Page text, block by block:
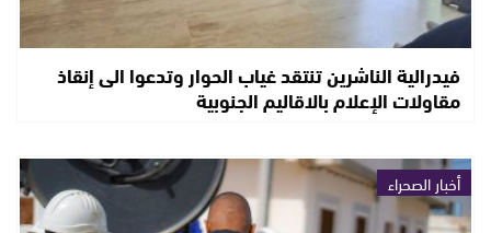
فيدرالية الناشرين تنتقد غياب الحوار وتدعوا الى إنقاذ
مقاولات الإعلام بالاقاليم الجنوبية
أخبار الصحراء